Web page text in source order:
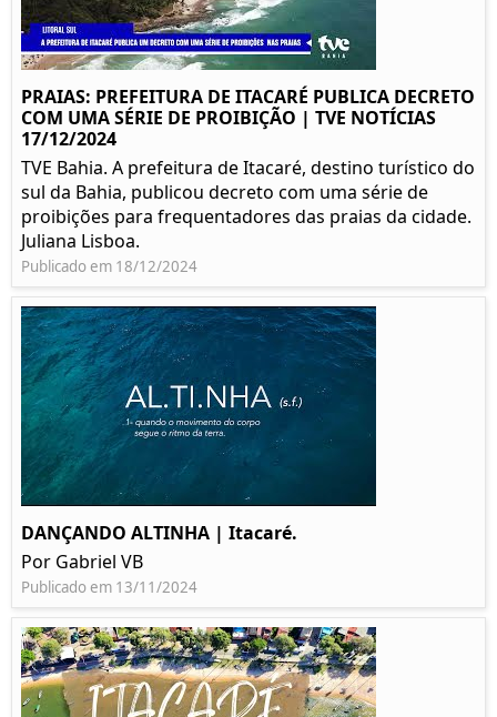
PRAIAS: PREFEITURA DE ITACARÉ PUBLICA DECRETO
COM UMA SÉRIE DE PROIBIÇÃO | TVE NOTÍCIAS
17/12/2024
TVE Bahia. A prefeitura de Itacaré, destino turístico do
sul da Bahia, publicou decreto com uma série de
proibições para frequentadores das praias da cidade.
Juliana Lisboa.
Publicado em 18/12/2024
DANÇANDO ALTINHA | Itacaré.
Por Gabriel VB
Publicado em 13/11/2024